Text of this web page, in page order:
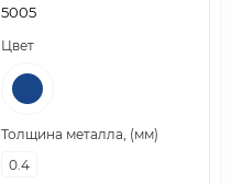
5005
Цвет
Толщина металла, (мм)
0.4